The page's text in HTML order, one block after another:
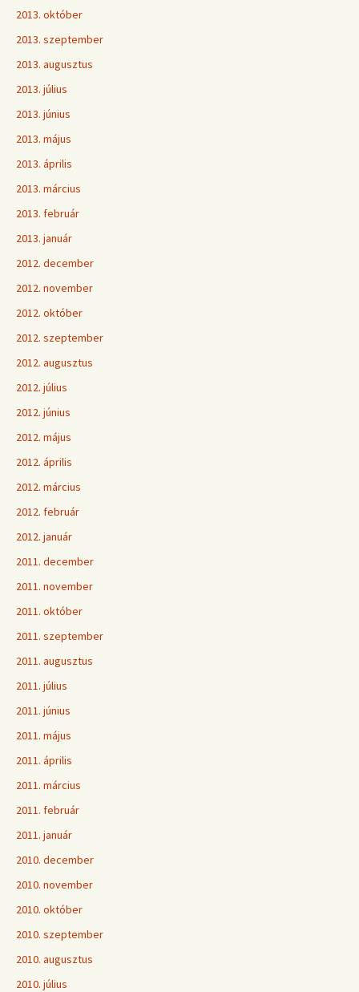
2013. október
2013. szeptember
2013. augusztus
2013. július
2013. június
2013. május
2013. április
2013. március
2013. február
2013. január
2012. december
2012. november
2012. október
2012. szeptember
2012. augusztus
2012. július
2012. június
2012. május
2012. április
2012. március
2012. február
2012. január
2011. december
2011. november
2011. október
2011. szeptember
2011. augusztus
2011. július
2011. június
2011. május
2011. április
2011. március
2011. február
2011. január
2010. december
2010. november
2010. október
2010. szeptember
2010. augusztus
2010. július